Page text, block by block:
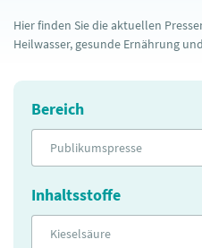
Hier finden Sie die aktuellen
Heilwasser, gesunde Ernährung
Bereich
Publikumspresse
Inhaltsstoffe
Kieselsäure